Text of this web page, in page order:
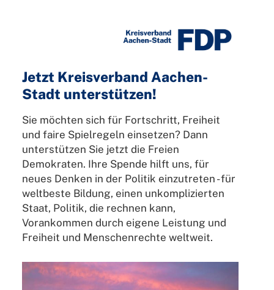
Jetzt Kreisverband Aachen-
Stadt unterstützen!
Sie möchten sich für Fortschritt, Freiheit
und faire Spielregeln einsetzen? Dann
unterstützen Sie jetzt die Freien
Demokraten. Ihre Spende hilft uns, für
neues Denken in der Politik einzutreten - für
weltbeste Bildung, einen unkomplizierten
Staat, Politik, die rechnen kann,
Vorankommen durch eigene Leistung und
Freiheit und Menschenrechte weltweit.